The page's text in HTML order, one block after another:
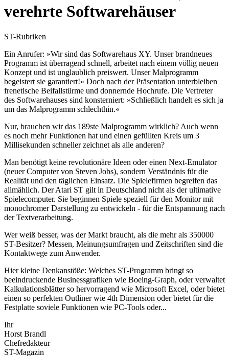
verehrte Softwarehäuser
ST-Rubriken
Ein Anrufer: »Wir sind das Softwarehaus XY. Unser brandneues
Programm ist überragend schnell, arbeitet nach einem völlig neuen
Konzept und ist unglaublich preiswert. Unser Malprogramm
begeistert sie garantiert!« Doch nach der Präsentation unterbleiben
frenetische Beifallstürme und donnernde Hochrufe. Die Vertreter
des Softwarehauses sind konsterniert: »Schließlich handelt es sich ja
um das Malprogramm schlechthin.«
Nur, brauchen wir das 189ste Malprogramm wirklich? Auch wenn
es noch mehr Funktionen hat und einen gefüllten Kreis um 3
Millisekunden schneller zeichnet als alle anderen?
Man benötigt keine revolutionäre Ideen oder einen Next-Emulator
(neuer Computer von Steven Jobs), sondern Verständnis für die
Realität und den täglichen Einsatz. Die Spielefirmen begreifen das
allmählich. Der Atari ST gilt in Deutschland nicht als der ultimative
Spielecomputer. Sie beginnen Spiele speziell für den Monitor mit
monochromer Darstellung zu entwickeln - für die Entspannung nach
der Textverarbeitung.
Wer weiß besser, was der Markt braucht, als die mehr als 350000
ST-Besitzer? Messen, Meinungsumfragen und Zeitschriften sind die
Kontaktwege zum Anwender.
Hier kleine Denkanstöße: Welches ST-Programm bringt so
beeindruckende Businessgrafiken wie Boeing-Graph, oder verwaltet
Kalkulationsblätter so hervorragend wie Microsoft Excel, oder bietet
einen so perfekten Outliner wie 4th Dimension oder bietet für die
Festplatte soviele Funktionen wie PC-Tools oder...
Ihr
Horst Brandl
Chefredakteur
ST-Magazin